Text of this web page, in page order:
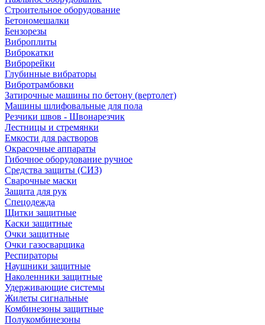
Строительное оборудование
Бетономешалки
Бензорезы
Виброплиты
Виброкатки
Виброрейки
Глубинные вибраторы
Вибротрамбовки
Затирочные машины по бетону (вертолет)
Машины шлифовальные для пола
Резчики швов - Швонарезчик
Лестницы и стремянки
Емкости для растворов
Окрасочные аппараты
Гибочное оборудование ручное
Средства защиты (СИЗ)
Сварочные маски
Защита для рук
Спецодежда
Щитки защитные
Каски защитные
Очки защитные
Очки газосварщика
Респираторы
Наушники защитные
Наколенники защитные
Удерживающие системы
Жилеты сигнальные
Комбинезоны защитные
Полукомбинезоны